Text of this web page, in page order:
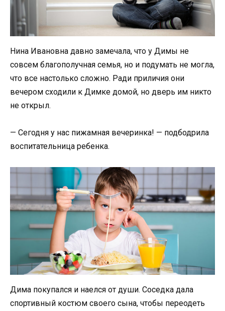
Нина Ивановна давно замечала, что у Димы не
совсем благополучная семья, но и подумать не могла,
что все настолько сложно. Ради приличия они
вечером сходили к Димке домой, но дверь им никто
не открыл.
— Сегодня у нас пижамная вечеринка! — подбодрила
воспитательница ребенка.
Дима покупался и наелся от души. Соседка дала
спортивный костюм своего сына, чтобы переодеть